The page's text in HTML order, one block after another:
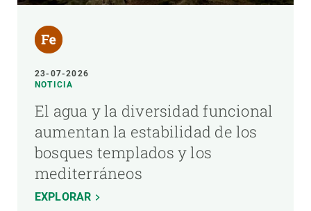
23-07-2026
NOTICIA
El agua y la diversidad funcional
aumentan la estabilidad de los
bosques templados y los
mediterráneos
EXPLORAR